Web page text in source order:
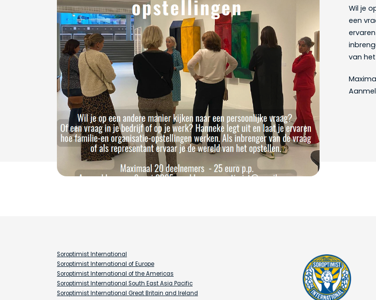
Wil je
een
van
Soroptimist International
Soroptimist International of Europe
Soroptimist International of the Americas
Soroptimist International South East Asia Pacific
Soroptimist International Great Britain and Ireland